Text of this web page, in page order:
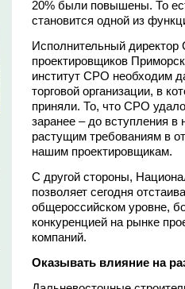
20% были повышены. То
становится одной из
Исполнительный
проектировщиков
институт СРО необходим
торговой организации, в
приняли. То, что СРО
заранее – до вступления в
растущим требованиям в
нашим проектировщикам.
С другой стороны,
позволяет сегодня
общероссийском уровне,
конкуренцией на рынке
компаний.
Оказывать влияние на